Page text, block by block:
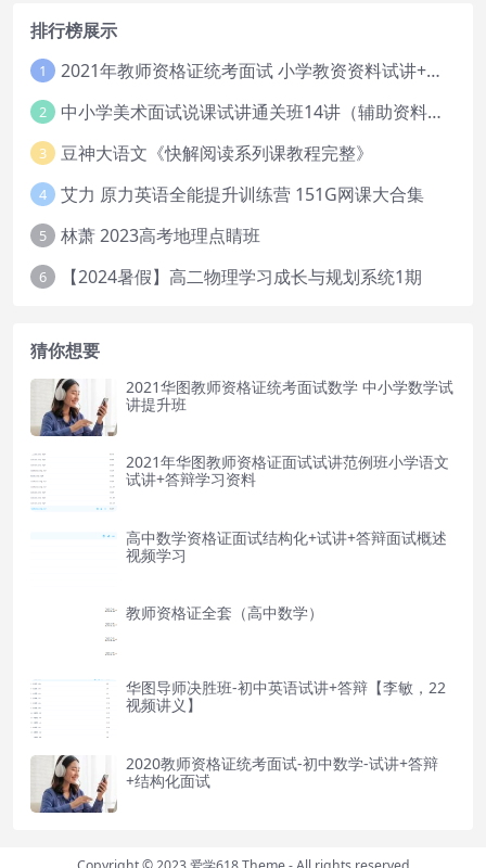
排行榜展示
1 2021年教师资格证统考面试 小学教资资料试讲+答辩
2 中小学美术面试说课试讲通关班14讲（辅助资料第一套）
3 豆神大语文《快解阅读系列课教程完整》
4 艾力 原力英语全能提升训练营 151G网课大合集
5 林萧 2023高考地理点睛班
6 【2024暑假】高二物理学习成长与规划系统1期
猜你想要
2021华图教师资格证统考面试数学 中小学数学试
讲提升班
2021年华图教师资格证面试试讲范例班小学语文
试讲+答辩学习资料
高中数学资格证面试结构化+试讲+答辩面试概述
视频学习
教师资格证全套（高中数学）
华图导师决胜班-初中英语试讲+答辩【李敏，22
视频讲义】
2020教师资格证统考面试-初中数学-试讲+答辩
+结构化面试